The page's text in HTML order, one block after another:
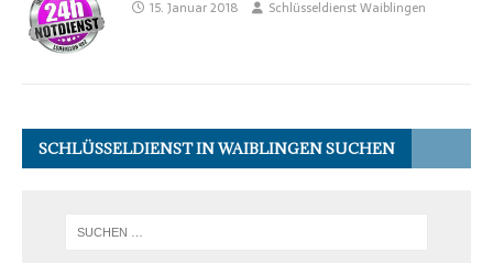
15. Januar 2018 Schlüsseldienst Waiblingen
SCHLÜSSELDIENST IN WAIBLINGEN SUCHEN